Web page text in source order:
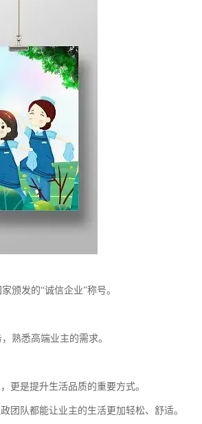
颁发的“诚信企业”称号。
熟悉高端业主的需求。
更是提升生活品质的重要方式。
团队都能让业主的生活更加轻松、舒适。